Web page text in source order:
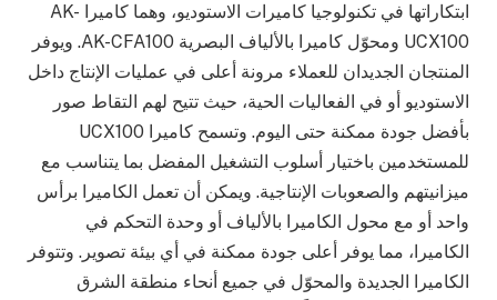
ابتكاراتها في تكنولوجيا كاميرات الاستوديو، وهما كاميرا AK-
UCX100 ومحوّل كاميرا بالألياف البصرية AK-CFA100. ويوفر
المنتجان الجديدان للعملاء مرونة أعلى في عمليات الإنتاج داخل
الاستوديو أو في الفعاليات الحية، حيث تتيح لهم التقاط صور
بأفضل جودة ممكنة حتى اليوم. وتسمح كاميرا UCX100
للمستخدمين باختيار أسلوب التشغيل المفضل بما يتناسب مع
ميزانيتهم والصعوبات الإنتاجية. ويمكن أن تعمل الكاميرا برأس
واحد أو مع محول الكاميرا بالألياف أو وحدة التحكم في
الكاميرا، مما يوفر أعلى جودة ممكنة في أي بيئة تصوير. وتتوفر
الكاميرا الجديدة والمحوّل في جميع أنحاء منطقة الشرق